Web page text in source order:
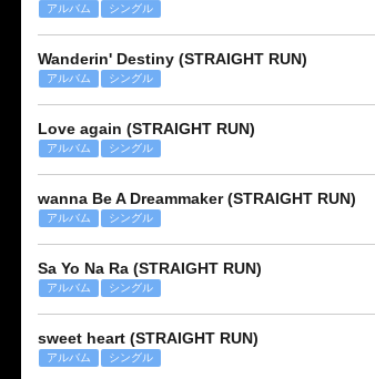
アルバム シングル
Wanderin' Destiny (STRAIGHT RUN)
アルバム シングル
Love again (STRAIGHT RUN)
アルバム シングル
wanna Be A Dreammaker (STRAIGHT RUN)
アルバム シングル
Sa Yo Na Ra (STRAIGHT RUN)
アルバム シングル
sweet heart (STRAIGHT RUN)
アルバム シングル